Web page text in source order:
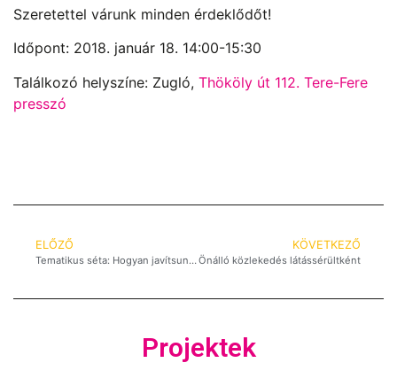
Szeretettel várunk minden érdeklődőt!
Időpont: 2018. január 18. 14:00-15:30
Találkozó helyszíne: Zugló, Thököly út 112. Tere-Fere
presszó
ELŐZŐ
Tematikus séta: Hogyan javítsunk a látássérültek közlekedésén?
KÖVETKEZŐ
Önálló közlekedés látássérültként
Projektek